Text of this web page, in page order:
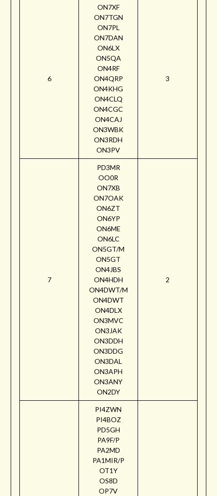
6
ON7XF
ON7TGN
ON7PL
ON7DAN
ON6LX
ON5QA
ON4RF
ON4QRP
ON4KHG
ON4CLQ
ON4CGC
ON4CAJ
ON3WBK
ON3RDH
ON3PV
3
7
PD3MR
OO0R
ON7XB
ON7OAK
ON6ZT
ON6YP
ON6ME
ON6LC
ON5GT/M
ON5GT
ON4JBS
ON4HDH
ON4DWT/M
ON4DWT
ON4DLX
ON3MVC
ON3JAK
ON3DDH
ON3DDG
ON3DAL
ON3APH
ON3ANY
ON2DY
2
PI4ZWN
PI4BOZ
PD5GH
PA9F/P
PA2MD
PA1MIR/P
OT1Y
OS8D
OP7V